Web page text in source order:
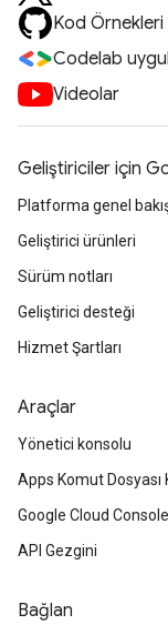
Kod Örnekleri
Codelab
Videolar
Geliştiriciler için
Platforma genel
Geliştirici ürünleri
Sürüm notları
Geliştirici desteği
Hizmet Şartları
Araçlar
Yönetici konsolu
Apps Komut Dosyası
Google Cloud Console
API Gezgini
Bağlan